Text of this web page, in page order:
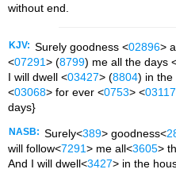
without end.
KJV: Surely goodness <02896>
<07291> (8799) me all the days
I will dwell <03427> (8804) in the
<03068> for ever <0753> <03117
days}
NASB: Surely<389> goodness<
will follow<7291> me all<3605>
And I will dwell<3427> in the